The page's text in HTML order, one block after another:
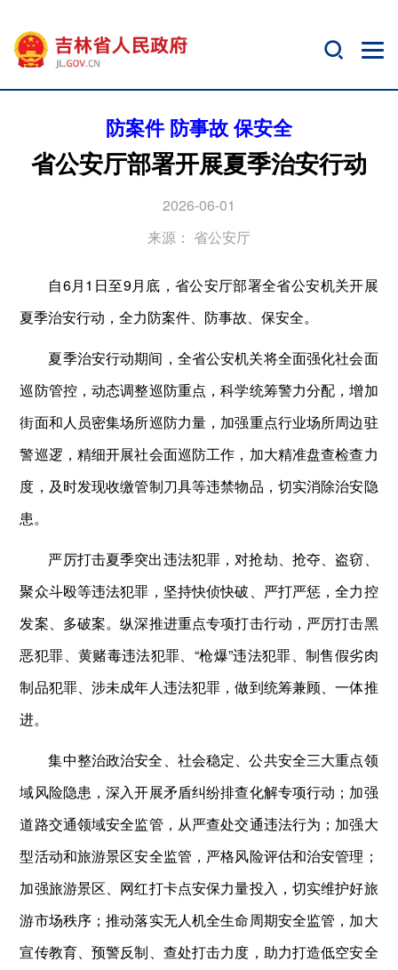
防案件 防事故 保安全
省公安厅部署开展夏季治安行动
2026-06-01
来源： 省公安厅
自6月1日至9月底，省公安厅部署全省公安机关开展
夏季治安行动，全力防案件、防事故、保安全。
夏季治安行动期间，全省公安机关将全面强化社会面
巡防管控，动态调整巡防重点，科学统筹警力分配，增加
街面和人员密集场所巡防力量，加强重点行业场所周边驻
警巡逻，精细开展社会面巡防工作，加大精准盘查检查力
度，及时发现收缴管制刀具等违禁物品，切实消除治安隐
患。
严厉打击夏季突出违法犯罪，对抢劫、抢夺、盗窃、
聚众斗殴等违法犯罪，坚持快侦快破、严打严惩，全力控
发案、多破案。纵深推进重点专项打击行动，严厉打击黑
恶犯罪、黄赌毒违法犯罪、“枪爆”违法犯罪、制售假劣肉
制品犯罪、涉未成年人违法犯罪，做到统筹兼顾、一体推
进。
集中整治政治安全、社会稳定、公共安全三大重点领
域风险隐患，深入开展矛盾纠纷排查化解专项行动；加强
道路交通领域安全监管，从严查处交通违法行为；加强大
型活动和旅游景区安全监管，严格风险评估和治安管理；
加强旅游景区、网红打卡点安保力量投入，切实维护好旅
游市场秩序；推动落实无人机全生命周期安全监管，加大
宣传教育、预警反制、查处打击力度，助力打造低空安全